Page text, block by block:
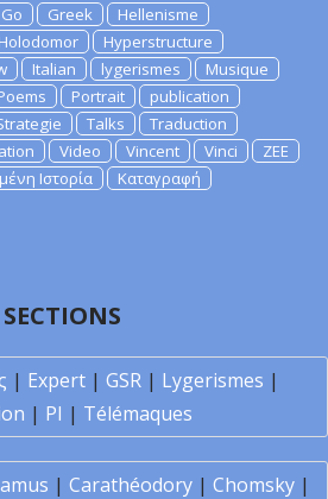
Go Greek
Hellenisme
Holodomor
Hyperstructure
Italian lygerismes
Musique
Portrait
publication
Talks
Traduction
Video Vincent Vinci
ZEE
Ιστορία Καταγραφή
SECTIONS
| Expert| GSR| Lygerismes |
| PI | Télémaques
| Carathéodory| Chomsky|